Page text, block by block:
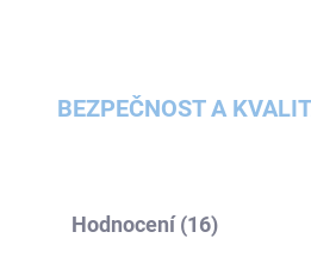
BEZPEČNOST A
Hodnocení (16)